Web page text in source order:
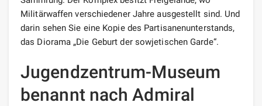
Militärwaffen verschiedener Jahre ausgestellt sind. Und
darin sehen Sie eine Kopie des Partisanenunterstands,
das Diorama „Die Geburt der sowjetischen Garde“.
Jugendzentrum-Museum
benannt nach Admiral